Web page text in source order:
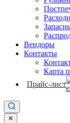
Вендоры
Контакты
Карта
Прайс-лист
✕